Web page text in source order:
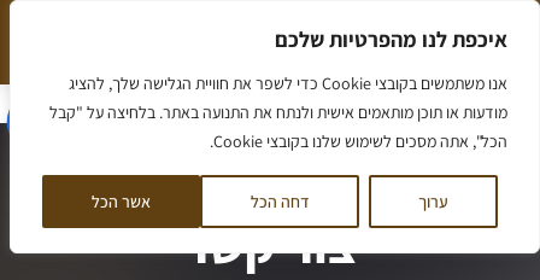
איכפת לנו מהפרטיות שלכם
אנו משתמשים בקובצי Cookie כדי לשפר את חוויית הגלישה שלך, להציג
מודעות או תוכן מותאמים אישית ולנתח את התנועה באתר. בלחיצה על "קבל
הכל", אתה מסכים לשימוש שלנו בקובצי Cookie.
ערוך דחה הכל אשר הכל
דילוג
לתוכן
המלצה חמה שווה יותר מאלף מילים
צור קשר